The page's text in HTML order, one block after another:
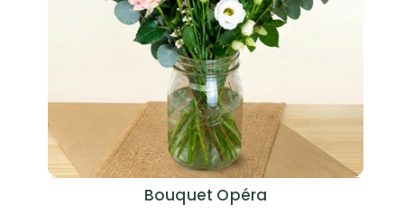
Bouquet Opéra